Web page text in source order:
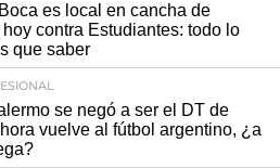
es local en cancha de
hoy contra Estudiantes: todo lo
que saber
se negó a ser el DT de
vuelve al fútbol argentino, ¿a